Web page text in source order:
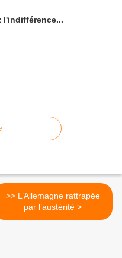
l'indifférence...
>> L’Allemagne rattrapée
par l’austérité >